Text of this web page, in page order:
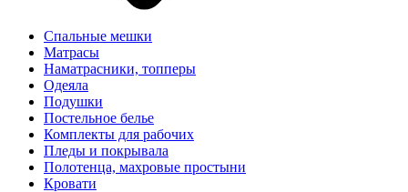
Спальные мешки
Матрасы
Наматрасники, топперы
Одеяла
Подушки
Постельное белье
Комплекты для рабочих
Пледы и покрывала
Полотенца, махровые простыни
Кровати